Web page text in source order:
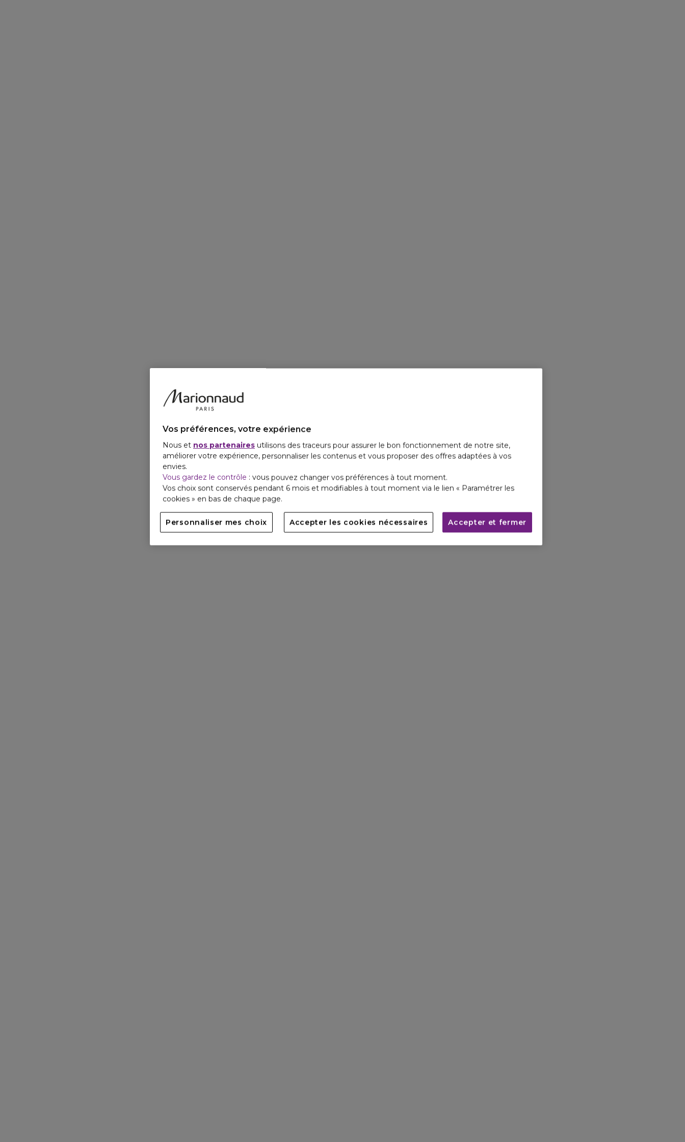
Vos préférences, votre expérience
Nous et nos partenaires utilisons des traceurs pour assurer le bon fonctionnement de notre site,
améliorer votre expérience, personnaliser les contenus et vous proposer des offres adaptées à vos
envies.
Vous gardez le contrôle : vous pouvez changer vos préférences à tout moment.
Vos choix sont conservés pendant 6 mois et modifiables à tout moment via le lien « Paramétrer les
cookies » en bas de chaque page.
Personnaliser mes choix Accepter les cookies nécessaires Accepter et fermer